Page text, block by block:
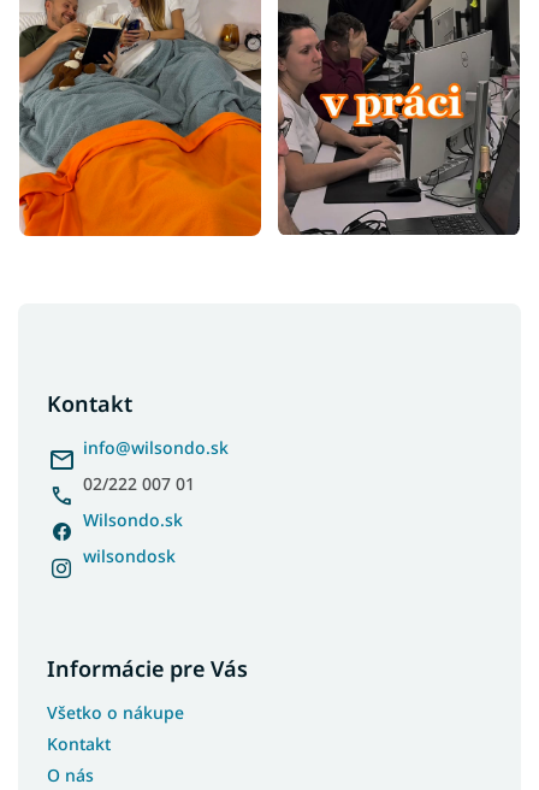
Kontakt
info@wilsondo.sk
02/222 007 01
Wilsondo.sk
wilsondosk
Informácie pre Vás
Všetko o nákupe
Kontakt
O nás